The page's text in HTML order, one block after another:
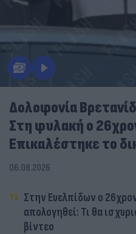
Δολοφονία
Στη φυλακή ο
Επικαλέστηκε το
06.08.2026
Στην Ευελπίδων ο
απολογηθεί: Τι θα
βίντεο